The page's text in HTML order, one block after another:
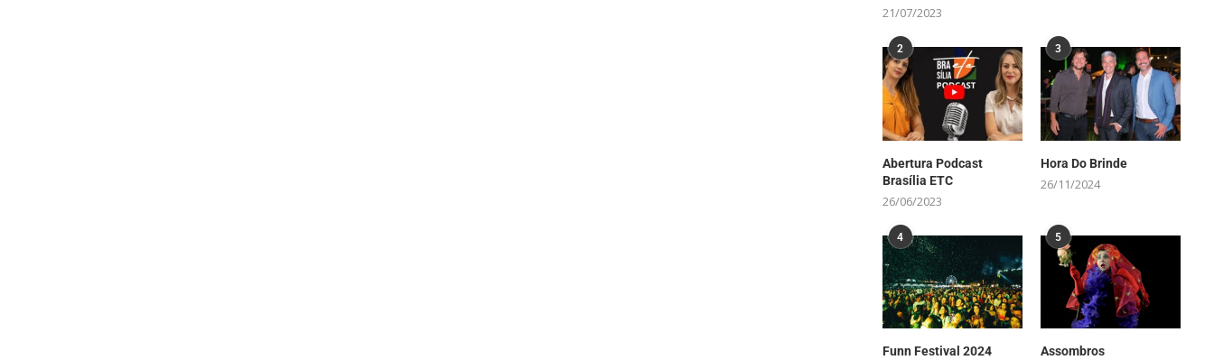
21/07/2023
2
Abertura Podcast
Brasília ETC
26/06/2023
3
Hora Do Brinde
26/11/2024
4
Funn Festival 2024
5
Assombros